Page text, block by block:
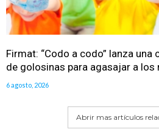
Firmat: “Codo a codo” lanza
de golosinas para agasajar a los
6 agosto, 2026
Abrir mas artículos